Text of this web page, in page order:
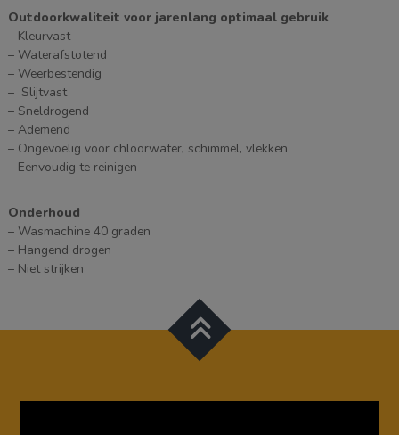
Outdoorkwaliteit voor jarenlang optimaal gebruik
– Kleurvast
– Waterafstotend
– Weerbestendig
– Slijtvast
– Sneldrogend
– Ademend
– Ongevoelig voor chloorwater, schimmel, vlekken
– Eenvoudig te reinigen
Onderhoud
– Wasmachine 40 graden
– Hangend drogen
– Niet strijken